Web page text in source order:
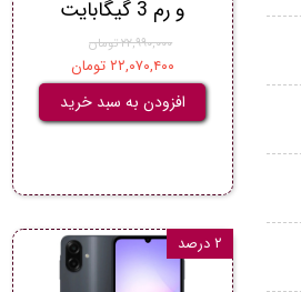
و رم 3 گیگابایت
۲۲,۹۹۰,۰۰۰ تومان
۲۲,۰۷۰,۴۰۰ تومان
افزودن به سبد خرید
۲ درصد